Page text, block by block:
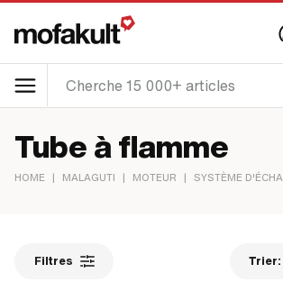
Tube à flamme
HOME | MALAGUTI | MOTEUR | SYSTÈME
Filtres Trier: